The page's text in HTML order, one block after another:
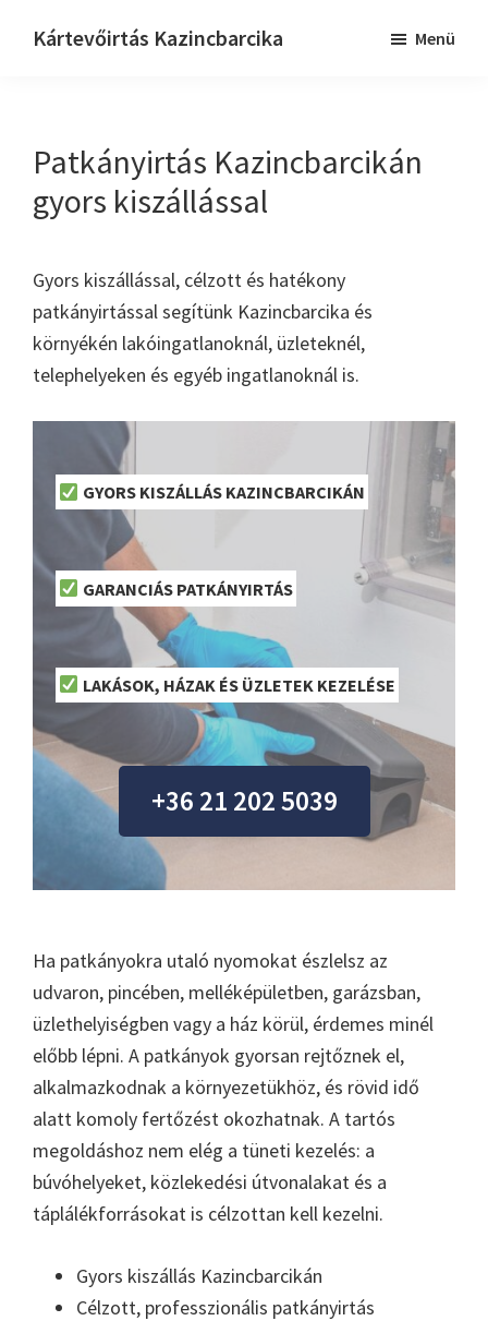
Kártevőirtás Kazincbarcika
21
202
5039
Menü
Patkányirtás Kazincbarcikán
gyors kiszállással
Gyors kiszállással, célzott és hatékony
patkányirtással segítünk Kazincbarcika és
környékén lakóingatlanoknál, üzleteknél,
telephelyeken és egyéb ingatlanoknál is.
GYORS KISZÁLLÁS KAZINCBARCIKÁN
GARANCIÁS PATKÁNYIRTÁS
LAKÁSOK, HÁZAK ÉS ÜZLETEK KEZELÉSE
+36 21 202 5039
Ha patkányokra utaló nyomokat észlelsz az
udvaron, pincében, melléképületben, garázsban,
üzlethelyiségben vagy a ház körül, érdemes minél
előbb lépni. A patkányok gyorsan rejtőznek el,
alkalmazkodnak a környezetükhöz, és rövid idő
alatt komoly fertőzést okozhatnak. A tartós
megoldáshoz nem elég a tüneti kezelés: a
búvóhelyeket, közlekedési útvonalakat és a
táplálékforrásokat is célzottan kell kezelni.
Gyors kiszállás Kazincbarcikán
Célzott, professzionális patkányirtás